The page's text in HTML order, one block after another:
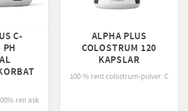
till att minska trötthet och utmattning samt till
C-
ren askorbinsyra och är enkel att dosera.
ALPHA PLUS
COLOSTRUM 120
KAPSLAR
100 % rent colostrum-pulver.